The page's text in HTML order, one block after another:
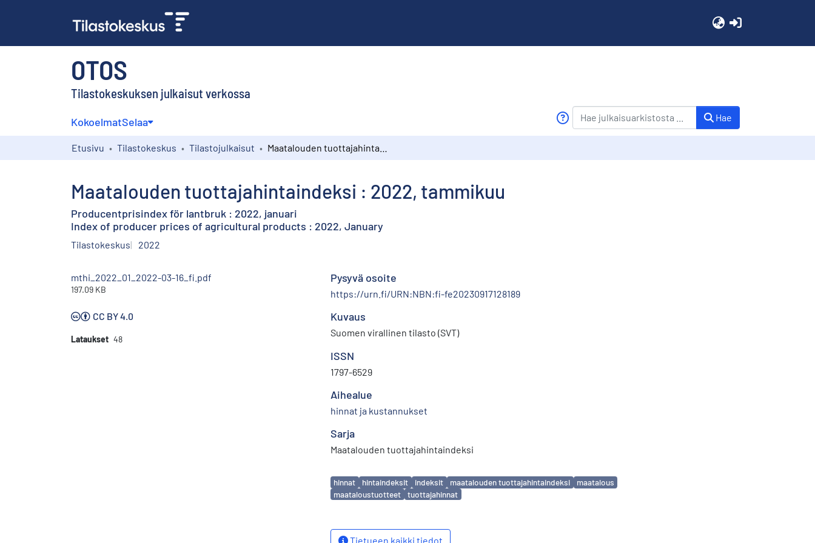
OTOS
Tilastokeskuksen julkaisut verkossa
KokoelmatSelaa Hae
Etusivu Tilastokeskus Tilastojulkaisut
Maatalouden tuottajahintaindeksi : 2022, tammikuu
Producentprisindex för lantbruk : 2022, januari
Index of producer prices of agricultural products : 2022, January
Tilastokeskus 2022
mthi_2022_01_2022-03-16_fi.pdf
197.09 KB
CC BY 4.0
Lataukset 48
Pysyvä osoite
https://urn.fi/URN:NBN:fi-fe20230917128189
Kuvaus
Suomen virallinen tilasto (SVT)
ISSN
1797-6529
Aihealue
hinnat ja kustannukset
Sarja
Maatalouden tuottajahintaindeksi
Avainsanat
hinnat hintaindeksit indeksit maatalouden tuottajahintaindeksi
maatalous
maataloustuotteet
tuottajahinnat
Tietueen kaikki tiedot